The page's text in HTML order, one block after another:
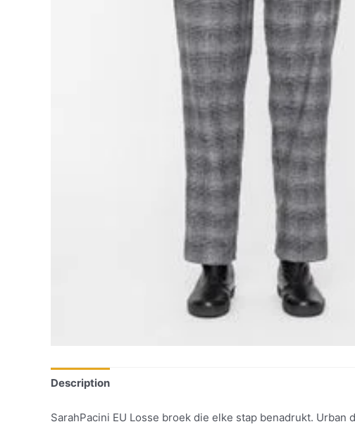
Description
SarahPacini EU Losse broek die elke stap benadrukt.